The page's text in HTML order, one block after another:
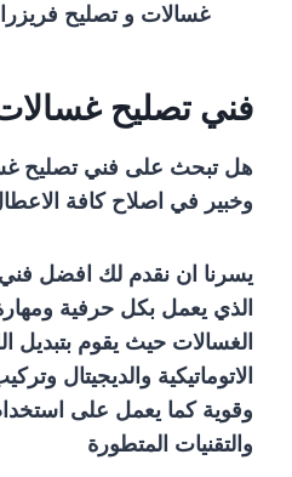
غسالات و تصليح
فني تصليح
هل تبحث على فني تصليح
وخبير في اصلاح كافة
يسرنا ان نقدم لك افضل
الذي يعمل بكل حرفية
الغسالات حيث يقوم بتبديل
الاتوماتيكية والديجيتال
وقوية كما يعمل على
والتقنيات المتطورة